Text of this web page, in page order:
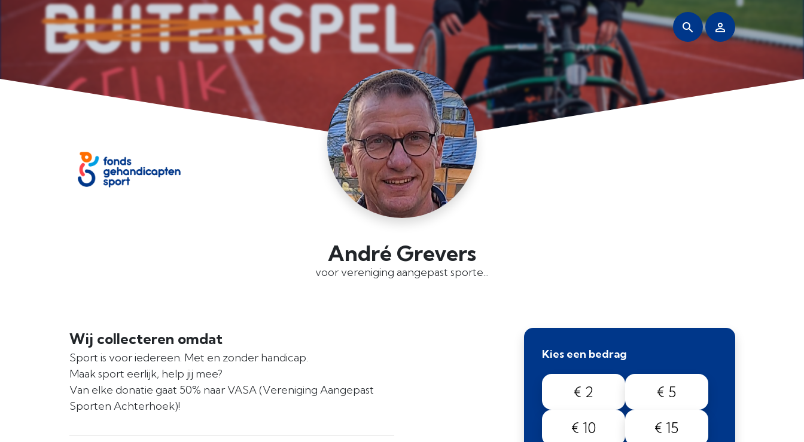
André Grevers
voor vereniging aangepast sporte...
Wij collecteren omdat
Sport is voor iedereen. Met en zonder handicap.
Maak sport eerlijk, help jij mee?
Van elke donatie gaat 50% naar VASA (Vereniging Aangepast
Sporten Achterhoek)!
Kies een bedrag
€ 2
€ 5
€ 10
€ 15